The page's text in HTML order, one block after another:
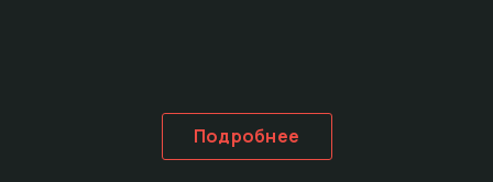
Подробнее